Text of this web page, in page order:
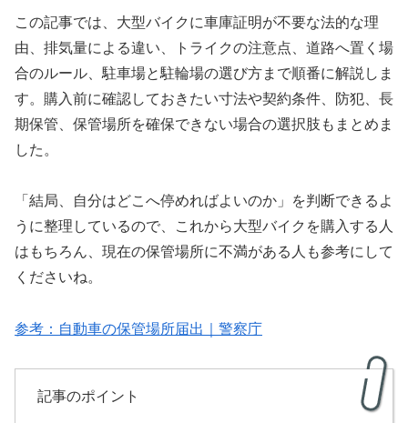
この記事では、大型バイクに車庫証明が不要な法的な理
由、排気量による違い、トライクの注意点、道路へ置く場
合のルール、駐車場と駐輪場の選び方まで順番に解説しま
す。購入前に確認しておきたい寸法や契約条件、防犯、長
期保管、保管場所を確保できない場合の選択肢もまとめま
した。
「結局、自分はどこへ停めればよいのか」を判断できるよ
うに整理しているので、これから大型バイクを購入する人
はもちろん、現在の保管場所に不満がある人も参考にして
くださいね。
参考：自動車の保管場所届出｜警察庁
記事のポイント